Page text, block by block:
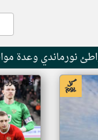
نورماندي وعدة
اخبار جزر